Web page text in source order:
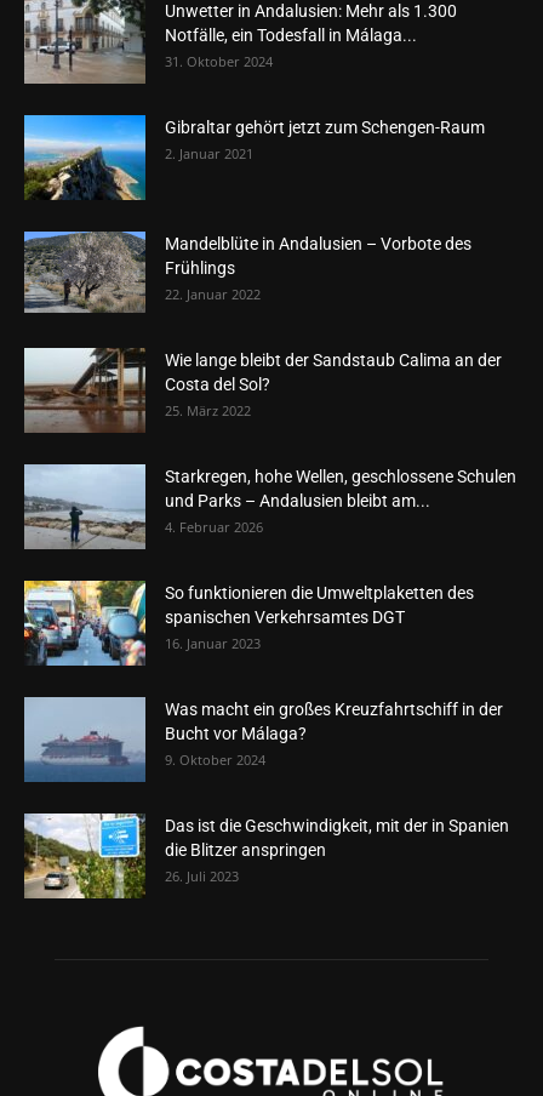
Unwetter in Andalusien: Mehr als 1.300
Notfälle, ein Todesfall in Málaga...
31. Oktober 2024
Gibraltar gehört jetzt zum Schengen-Raum
2. Januar 2021
Mandelblüte in Andalusien – Vorbote des
Frühlings
22. Januar 2022
Wie lange bleibt der Sandstaub Calima an der
Costa del Sol?
25. März 2022
Starkregen, hohe Wellen, geschlossene Schulen
und Parks – Andalusien bleibt am...
4. Februar 2026
So funktionieren die Umweltplaketten des
spanischen Verkehrsamtes DGT
16. Januar 2023
Was macht ein großes Kreuzfahrtschiff in der
Bucht vor Málaga?
9. Oktober 2024
Das ist die Geschwindigkeit, mit der in Spanien
die Blitzer anspringen
26. Juli 2023